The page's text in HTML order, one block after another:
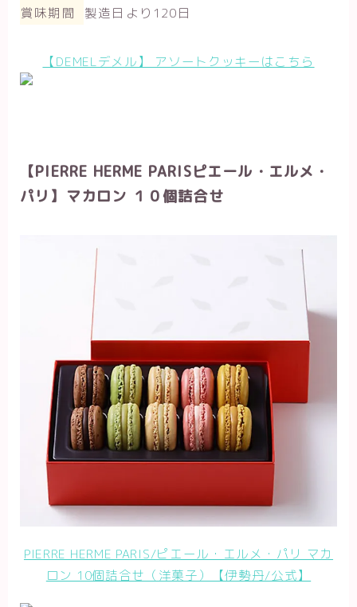
賞味期間
製造日より120日
【DEMELデメル】 アソートクッキーはこちら
【PIERRE HERME PARISピエール・エルメ・
パリ】マカロン １０個詰合せ
PIERRE HERME PARIS/ピエール・エルメ・パリ マカ
ロン 10個詰合せ（洋菓子）【伊勢丹/公式】